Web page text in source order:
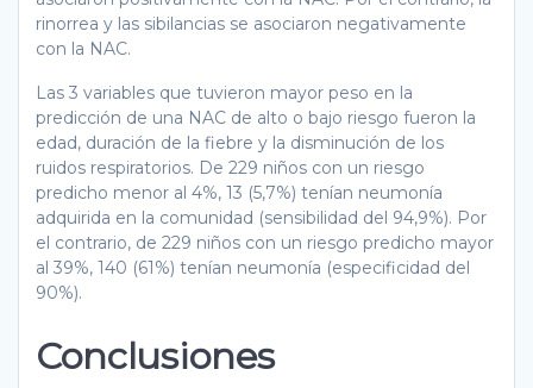
rinorrea y las sibilancias se asociaron negativamente
con la NAC.
Las 3 variables que tuvieron mayor peso en la
predicción de una NAC de alto o bajo riesgo fueron la
edad, duración de la fiebre y la disminución de los
ruidos respiratorios. De 229 niños con un riesgo
predicho menor al 4%, 13 (5,7%) tenían neumonía
adquirida en la comunidad (sensibilidad del 94,9%). Por
el contrario, de 229 niños con un riesgo predicho mayor
al 39%, 140 (61%) tenían neumonía (especificidad del
90%).
Conclusiones